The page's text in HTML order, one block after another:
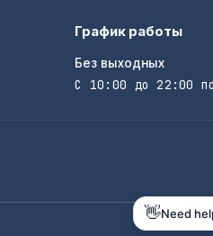
График работы
Без выходных
С 10:00 до 22:00 по
👋Need